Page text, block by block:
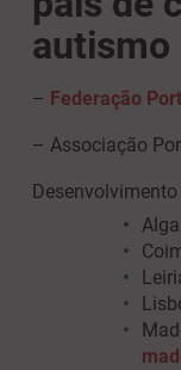
autismo
– Federação
– Associação